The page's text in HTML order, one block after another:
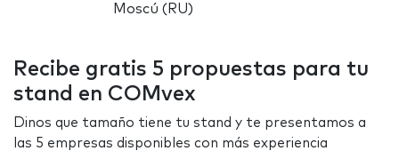
Moscú (RU)
Recibe gratis 5 propuestas para tu
stand en COMvex
Dinos que tamaño tiene tu stand y te presentamos a
las 5 empresas disponibles con más experiencia